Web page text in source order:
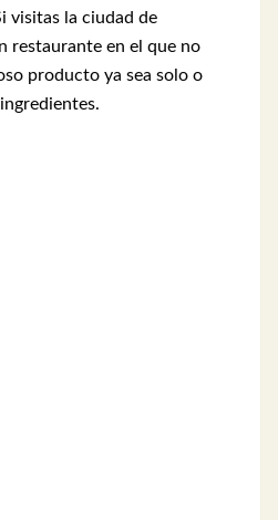
visitas la ciudad de
restaurante en el que no
producto ya sea solo o